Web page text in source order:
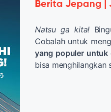
Berita Jepang |
Natsu ga kita!
Cobalah untuk
yang populer untuk
bisa menghilangkan